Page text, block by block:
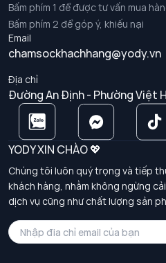
Bấm phím 1 để được tư vấn mua
Bấm phím 2 để góp ý, khiếu nại
Email
chamsockhachhang@yody.vn
Địa chỉ
Đường An Định - Phường Việt
YODY XIN CHÀO 💖
Chúng tôi luôn quý trọng và tiếp
khách hàng, nhằm không ngừng
dịch vụ cũng như chất lượng sản